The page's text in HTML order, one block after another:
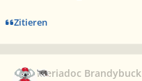
Zitieren
Meriadoc Brandybuck